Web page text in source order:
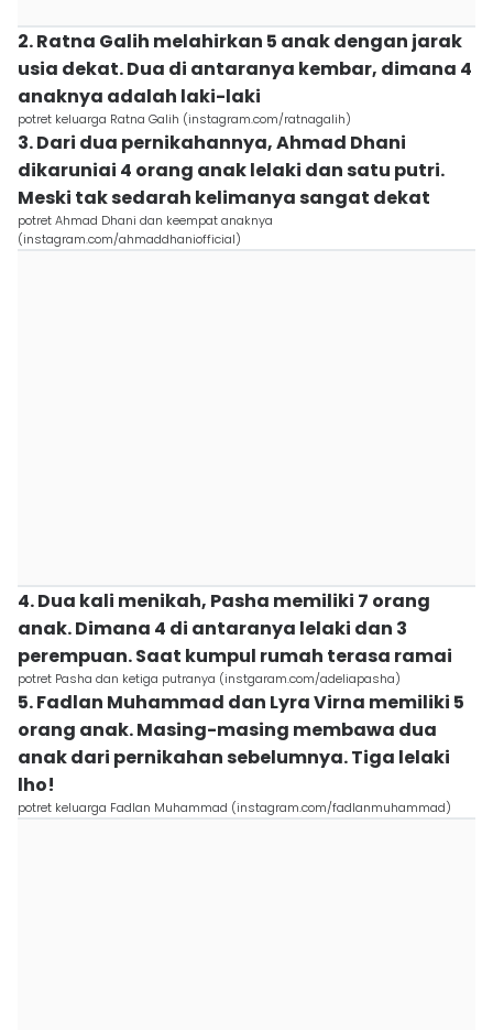
2. Ratna Galih melahirkan 5 anak dengan jarak
usia dekat. Dua di antaranya kembar, dimana 4
anaknya adalah laki-laki
potret keluarga Ratna Galih (instagram.com/ratnagalih)
3. Dari dua pernikahannya, Ahmad Dhani
dikaruniai 4 orang anak lelaki dan satu putri.
Meski tak sedarah kelimanya sangat dekat
potret Ahmad Dhani dan keempat anaknya
(instagram.com/ahmaddhaniofficial)
4. Dua kali menikah, Pasha memiliki 7 orang
anak. Dimana 4 di antaranya lelaki dan 3
perempuan. Saat kumpul rumah terasa ramai
potret Pasha dan ketiga putranya (instgaram.com/adeliapasha)
5. Fadlan Muhammad dan Lyra Virna memiliki 5
orang anak. Masing-masing membawa dua
anak dari pernikahan sebelumnya. Tiga lelaki
lho!
potret keluarga Fadlan Muhammad (instagram.com/fadlanmuhammad)